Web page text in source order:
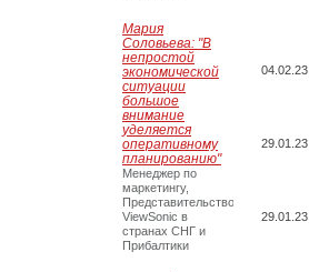
04.02.23
29.01.23
29.01.23
Мария
Соловьева: "В
непростой
экономической
ситуации
большое
внимание
уделяется
оперативному
планированию"
Менеджер по
маркетингу,
Представительство
ViewSonic в
странах СНГ и
Прибалтики